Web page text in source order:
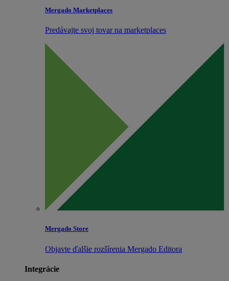
Mergado Marketplaces
Predávajte svoj tovar na marketplaces
Mergado Store
Objavte ďalšie rozšírenia Mergado Editora
Integrácie